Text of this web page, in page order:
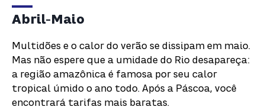
Abril-Maio
Multidões e o calor do verão se dissipam em maio.
Mas não espere que a umidade do Rio desapareça:
a região amazônica é famosa por seu calor
tropical úmido o ano todo. Após a Páscoa, você
encontrará tarifas mais baratas.